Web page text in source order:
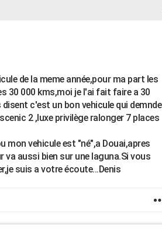
de la meme année,pour ma part les
30 000 kms,moi je l'ai fait faire a 30
c'est un bon vehicule qui demnde
2 ,luxe privilège ralonger 7 places
mon vehicule est "né",a Douai,apres
aussi bien sur une laguna.Si vous
suis a votre écoute...Denis